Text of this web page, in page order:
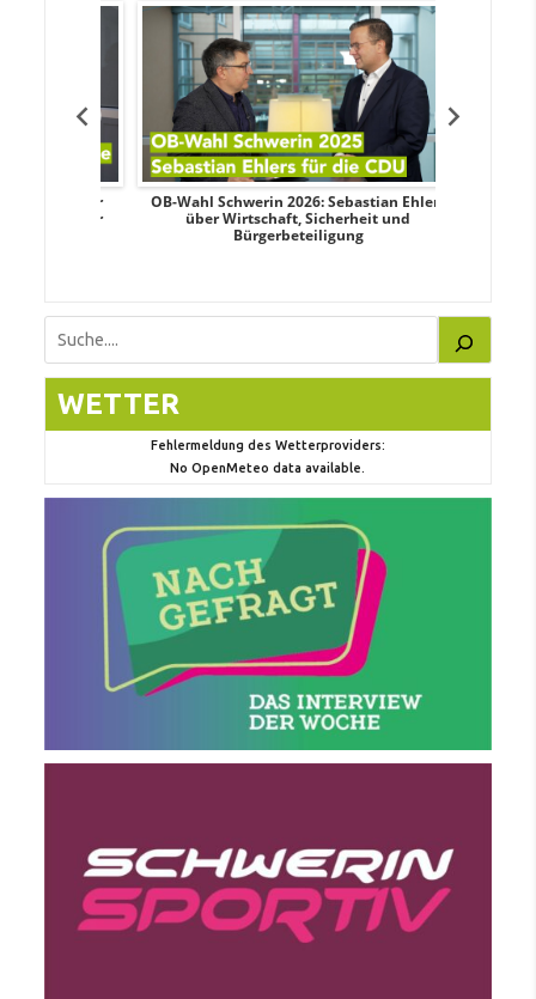
OB-Wahl Schwerin 2026: Sebastian Ehlers
über Wirtschaft, Sicherheit und
Bürgerbeteiligung
Suchen
WETTER
Fehlermeldung des Wetterproviders:
No OpenMeteo data available.